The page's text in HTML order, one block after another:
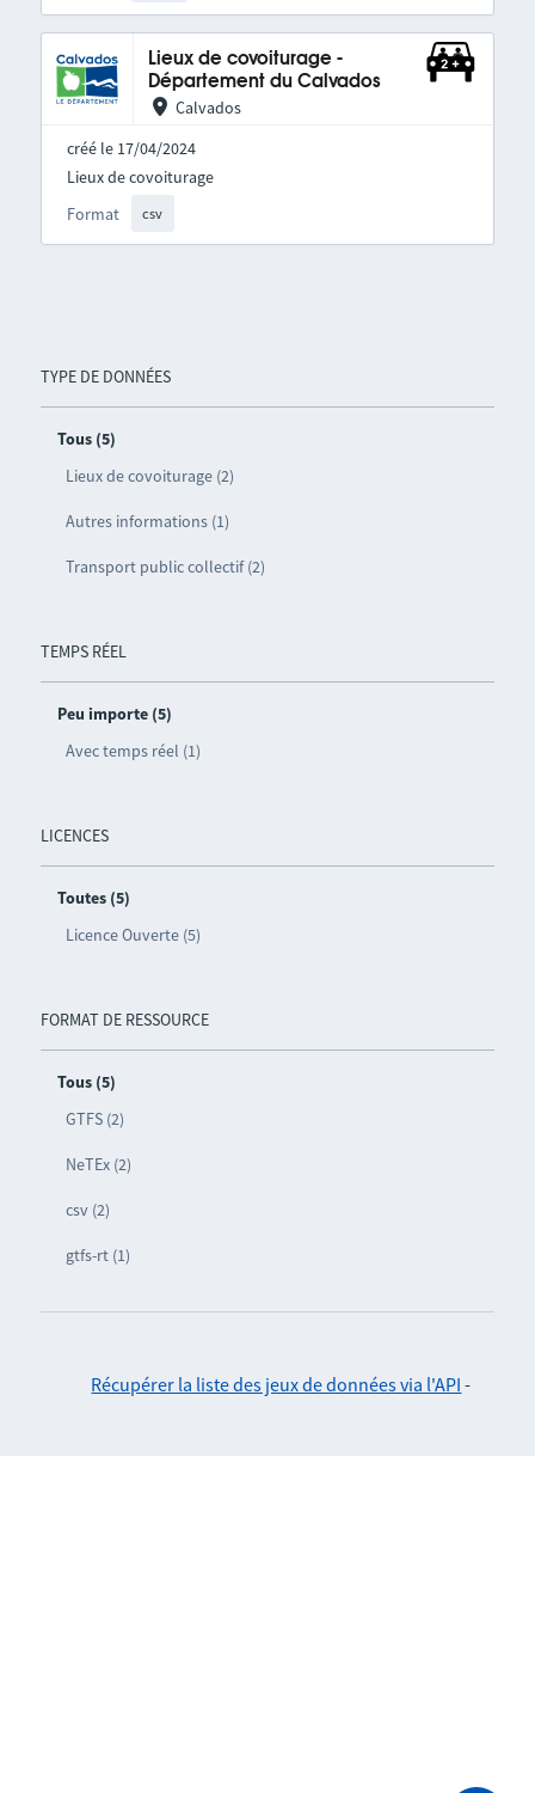
TYPE DE DONNÉES
Tous (5)
Lieux de covoiturage (2)
Autres informations (1)
Transport public collectif (2)
TEMPS RÉEL
Peu importe (5)
Avec temps réel (1)
LICENCES
Toutes (5)
Licence Ouverte (5)
FORMAT DE RESSOURCE
Tous (5)
GTFS (2)
NeTEx (2)
csv (2)
gtfs-rt (1)
Lieux de covoiturage -
Département du Calvados
Calvados
créé le 17/04/2024
Format csv
Lieux de covoiturage
Récupérer la liste des jeux de données via l'API -